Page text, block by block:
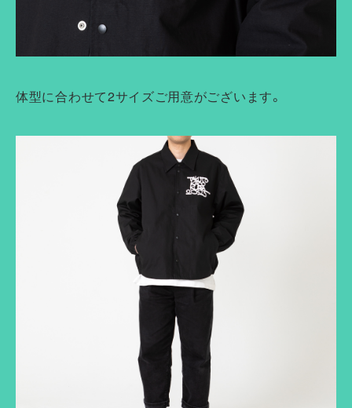
体型に合わせて2サイズご用意がございます。